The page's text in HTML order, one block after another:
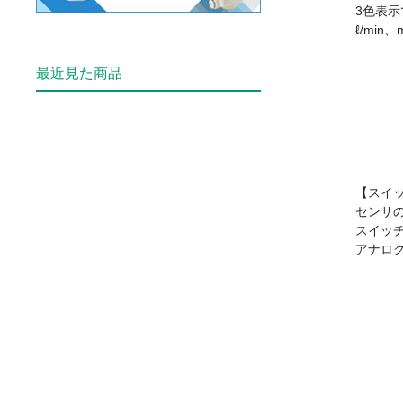
3色表
ℓ/min、
【スイ
センサ
スイッ
アナロ
最近見た商品